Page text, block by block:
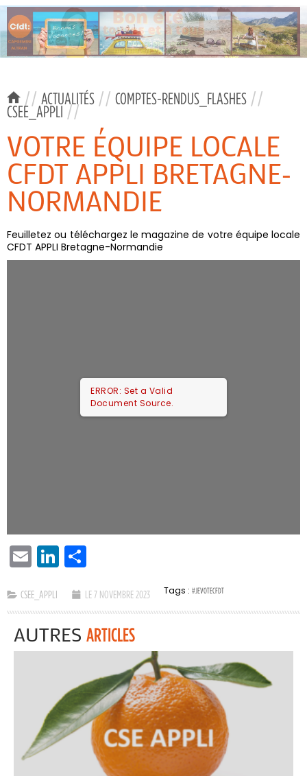
// ACTUALITÉS // COMPTES-RENDUS_FLASHES //
CSEE_APPLI //
VOTRE ÉQUIPE LOCALE
CFDT APPLI BRETAGNE-
NORMANDIE
Feuilletez ou téléchargez le magazine de votre équipe locale
CFDT APPLI Bretagne-Normandie
ERROR: Set a Valid
Document Source.
EMAIL LINKEDIN
CSEE_APPLI LE 7 NOVEMBRE 2023 Tags : #JEVOTECFDT
AUTRES ARTICLES